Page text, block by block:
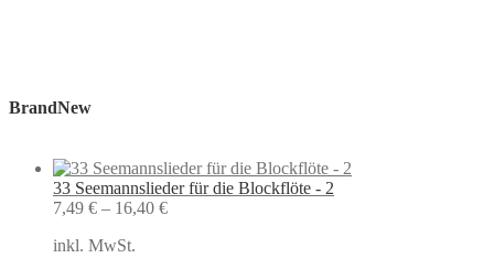
BrandNew
33 Seemannslieder für die Blockflöte - 2
7,49 € – 16,40 €
inkl. MwSt.